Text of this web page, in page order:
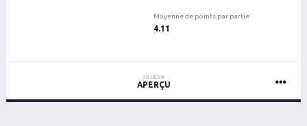
Moyenne de points par partie
4.11
JOUEUR
APERÇU